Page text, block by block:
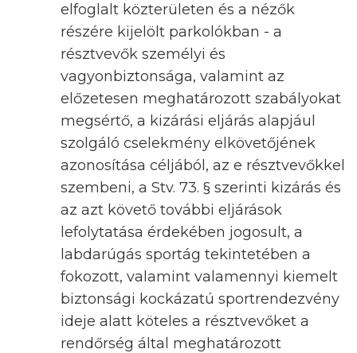
elfoglalt közterületen és a nézők
részére kijelölt parkolókban - a
résztvevők személyi és
vagyonbiztonsága, valamint az
előzetesen meghatározott szabályokat
megsértő, a kizárási eljárás alapjául
szolgáló cselekmény elkövetőjének
azonosítása céljából, az e résztvevőkkel
szembeni, a Stv. 73. § szerinti kizárás és
az azt követő további eljárások
lefolytatása érdekében jogosult, a
labdarúgás sportág tekintetében a
fokozott, valamint valamennyi kiemelt
biztonsági kockázatú sportrendezvény
ideje alatt köteles a résztvevőket a
rendőrség által meghatározott